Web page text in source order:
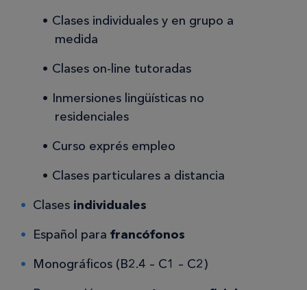
Clases individuales y en grupo a
medida
Clases on-line tutoradas
Inmersiones lingüísticas no
residenciales
Curso exprés empleo
Clases particulares a distancia
Clases individuales
Español para francófonos
Monográficos (B2.4 – C1 – C2)